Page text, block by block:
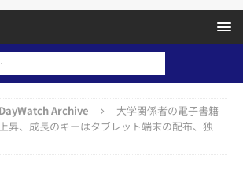
Archive
大学関係者の電子書籍
昇、成長のキーはタブレット端末の配布、独